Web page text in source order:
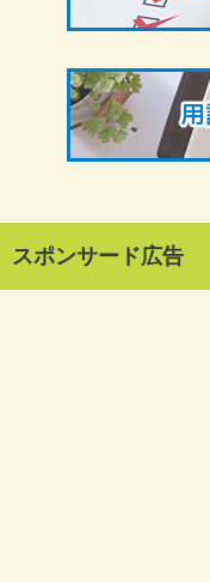
スポンサード広告